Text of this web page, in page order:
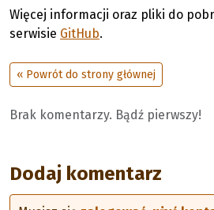
Więcej informacji oraz pliki do
serwisie GitHub.
« Powrót do strony głównej
Brak komentarzy. Bądź pierwszy!
Dodaj komentarz